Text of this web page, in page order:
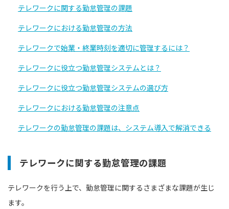
テレワークに関する勤怠管理の課題
テレワークにおける勤怠管理の方法
テレワークで始業・終業時刻を適切に管理するには？
テレワークに役立つ勤怠管理システムとは？
テレワークに役立つ勤怠管理システムの選び方
テレワークにおける勤怠管理の注意点
テレワークの勤怠管理の課題は、システム導入で解消できる
テレワークに関する勤怠管理の課題
テレワークを行う上で、勤怠管理に関するさまざまな課題が生じ
ます。